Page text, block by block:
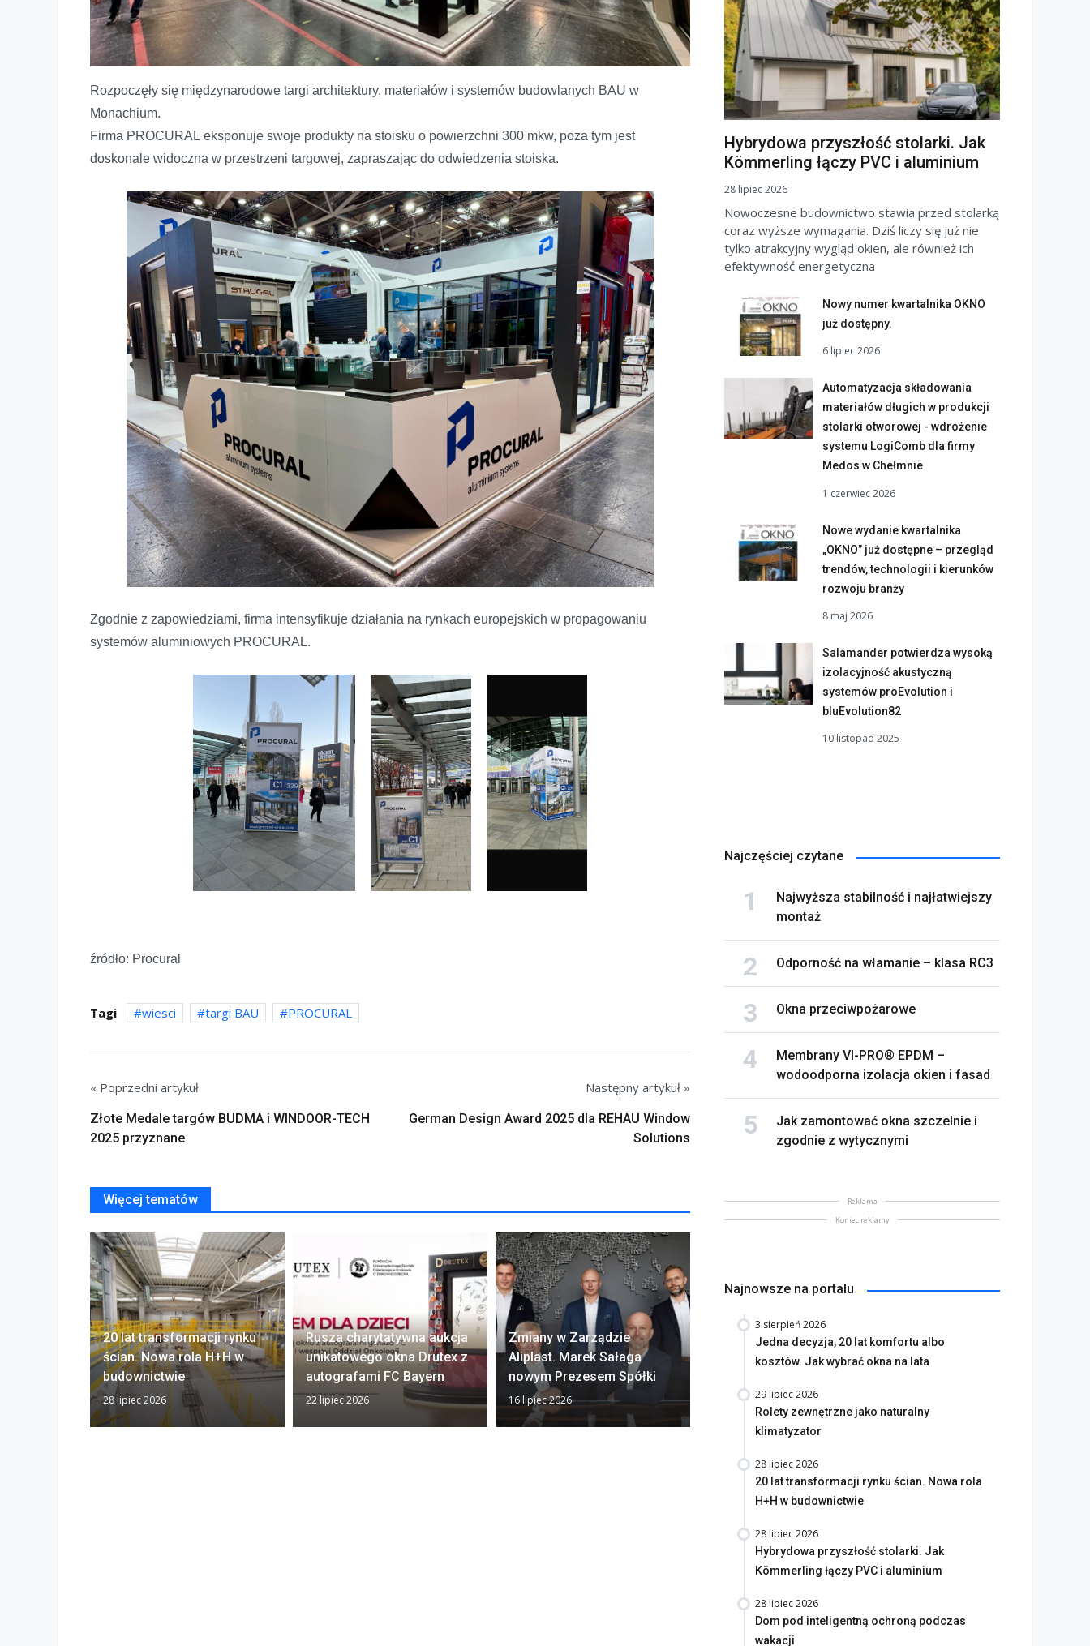
Rozpoczęły się międzynarodowe targi architektury, materiałów i systemów budowlanych BAU w
Monachium.
Firma PROCURAL eksponuje swoje produkty na stoisku o powierzchni 300 mkw, poza tym jest
doskonale widoczna w przestrzeni targowej, zapraszając do odwiedzenia stoiska.
Zgodnie z zapowiedziami, firma intensyfikuje działania na rynkach europejskich w propagowaniu
systemów aluminiowych PROCURAL.
źródło: Procural
Tagi wiesci targi BAU PROCURAL
« Poprzedni artykuł
Złote Medale targów BUDMA i WINDOOR-TECH
2025 przyznane
Następny artykuł »
German Design Award 2025 dla REHAU Window
Solutions
Więcej tematów
20 lat transformacji rynku
ścian. Nowa rola H+H w
budownictwie
28 lipiec 2026
Rusza charytatywna aukcja
unikatowego okna Drutex z
autografami FC Bayern
22 lipiec 2026
Zmiany w Zarządzie
Aliplast. Marek Sałaga
nowym Prezesem Spółki
16 lipiec 2026
Okna bez tajemnic. Na co
zwrócić uwagę przed
13 lipiec 2026
Saint-Gobain prezentuje
Hybrydowa przyszłość stolarki. Jak
Kömmerling łączy PVC i aluminium
28 lipiec 2026
Nowoczesne budownictwo stawia przed stolarką
coraz wyższe wymagania. Dziś liczy się już nie
tylko atrakcyjny wygląd okien, ale również ich
efektywność energetyczna
Nowy numer kwartalnika OKNO
już dostępny.
6 lipiec 2026
Automatyzacja składowania
materiałów długich w produkcji
stolarki otworowej - wdrożenie
systemu LogiComb dla firmy
Medos w Chełmnie
1 czerwiec 2026
Nowe wydanie kwartalnika
„OKNO” już dostępne – przegląd
trendów, technologii i kierunków
rozwoju branży
8 maj 2026
Salamander potwierdza wysoką
izolacyjność akustyczną
systemów proEvolution i
bluEvolution82
10 listopad 2025
Najczęściej czytane
Najwyższa stabilność i najłatwiejszy
montaż
Odporność na włamanie – klasa RC3
Okna przeciwpożarowe
Membrany VI-PRO® EPDM –
wodoodporna izolacja okien i fasad
Jak zamontować okna szczelnie i
zgodnie z wytycznymi
Reklama
Koniec reklamy
Najnowsze na portalu
3 sierpień 2026
Jedna decyzja, 20 lat komfortu albo
kosztów. Jak wybrać okna na lata
29 lipiec 2026
Rolety zewnętrzne jako naturalny
klimatyzator
28 lipiec 2026
20 lat transformacji rynku ścian. Nowa rola
H+H w budownictwie
28 lipiec 2026
Hybrydowa przyszłość stolarki. Jak
Kömmerling łączy PVC i aluminium
28 lipiec 2026
Dom pod inteligentną ochroną podczas
wakacji